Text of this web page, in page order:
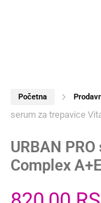
Početna
serum za trepavice
URBAN
Complex